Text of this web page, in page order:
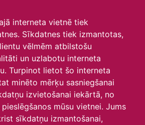
interneta vietnē tiek
Sīkdatnes tiek izmantotas,
vēlmēm atbilstošu
un uzlabotu interneta
Turpinot lietot šo interneta
minēto mērķu sasniegšanai
izvietošanai iekārtā, no
mūsu vietnei. Jums
sīkdatņu izmantošanai,
Šonedēļ
Šomēnes